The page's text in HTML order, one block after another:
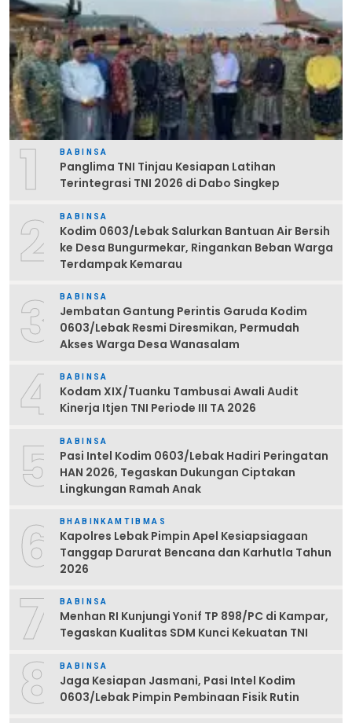
1 BABINSA
Panglima TNI Tinjau Kesiapan Latihan
Terintegrasi TNI 2026 di Dabo Singkep
2 BABINSA
Kodim 0603/Lebak Salurkan Bantuan Air Bersih
ke Desa Bungurmekar, Ringankan Beban Warga
Terdampak Kemarau
3 BABINSA
Jembatan Gantung Perintis Garuda Kodim
0603/Lebak Resmi Diresmikan, Permudah
Akses Warga Desa Wanasalam
4 BABINSA
Kodam XIX/Tuanku Tambusai Awali Audit
Kinerja Itjen TNI Periode III TA 2026
5 BABINSA
Pasi Intel Kodim 0603/Lebak Hadiri Peringatan
HAN 2026, Tegaskan Dukungan Ciptakan
Lingkungan Ramah Anak
6 BHABINKAMTIBMAS
Kapolres Lebak Pimpin Apel Kesiapsiagaan
Tanggap Darurat Bencana dan Karhutla Tahun
2026
7 BABINSA
Menhan RI Kunjungi Yonif TP 898/PC di Kampar,
Tegaskan Kualitas SDM Kunci Kekuatan TNI
8 BABINSA
Jaga Kesiapan Jasmani, Pasi Intel Kodim
0603/Lebak Pimpin Pembinaan Fisik Rutin